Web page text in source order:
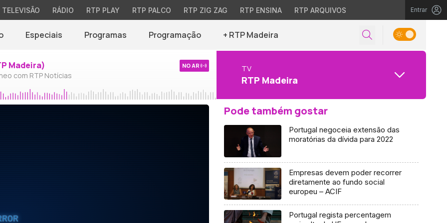
TELEVISÃO RÁDIO RTP PLAY RTP PALCO RTP ZIG ZAG RTP ENSINA RTP ARQUIVOS Entrar
Especiais Programas Programação + RTP Madeira
Madeira)
com RTP Notícias
NO AR TV
RTP Madeira
Pode também gostar
Portugal negoceia extensão das
moratórias da dívida para 2022
Empresas devem poder recorrer
diretamente ao fundo social
europeu – ACIF
Portugal regista percentagem